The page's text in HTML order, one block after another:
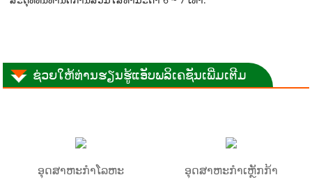
ຊ່ວຍໃຫ້ທ່ານຮຽນຮູ້ແອັບພລິເຄຊັນເພີ່ມເຕີມ
ອຸດສາຫະກຳໂລຫະ ອຸດສາຫະກຳເຫຼັກກ້າ